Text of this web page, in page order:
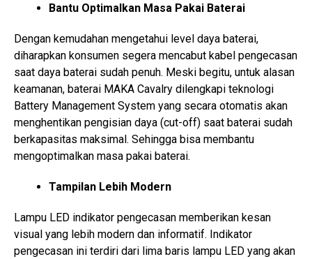
Bantu Optimalkan Masa Pakai Baterai
Dengan kemudahan mengetahui level daya baterai,
diharapkan konsumen segera mencabut kabel pengecasan
saat daya baterai sudah penuh. Meski begitu, untuk alasan
keamanan, baterai MAKA Cavalry dilengkapi teknologi
Battery Management System yang secara otomatis akan
menghentikan pengisian daya (cut-off) saat baterai sudah
berkapasitas maksimal. Sehingga bisa membantu
mengoptimalkan masa pakai baterai.
Tampilan Lebih Modern
Lampu LED indikator pengecasan memberikan kesan
visual yang lebih modern dan informatif. Indikator
pengecasan ini terdiri dari lima baris lampu LED yang akan